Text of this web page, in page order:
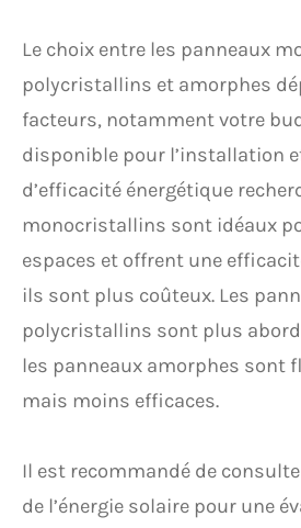
Le choix entre les panneaux
polycristallins et amorphes
facteurs, notamment votre
disponible pour l’installation
d’efficacité énergétique
monocristallins sont idéaux
espaces et offrent une
ils sont plus coûteux. Les
polycristallins sont plus
les panneaux amorphes sont
mais moins efficaces.
Il est recommandé de
de l’énergie solaire pour une